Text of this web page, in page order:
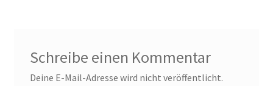
Schreibe einen Kommentar
Deine E-Mail-Adresse wird nicht veröffentlicht.